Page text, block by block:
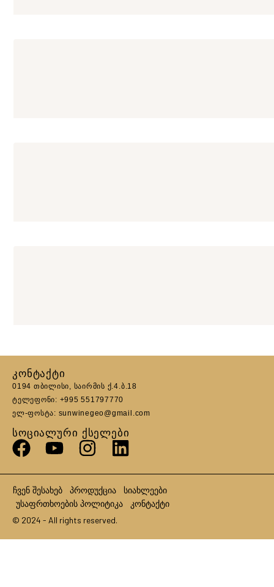
ᲙᲝᲜᲢᲐᲥᲢᲘ
0194 თბილისი, საირმის ქ.4.ბ.18
ტელეფონი: +995 551797770
ელ-ფოსტა: sunwinegeo@gmail.com
ᲡᲝᲪᲘᲐᲚᲣᲠᲘ ᲥᲡᲔᲚᲔᲑᲘ
© 2024 - All rights reserved.
ჩვენ შესახებ პროდუქცია
სიახლეები
უსაფრთხოების პოლიტიკა
კონტაქტი